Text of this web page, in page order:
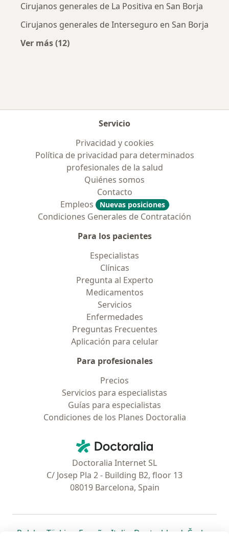
Cirujanos generales de La Positiva en San Borja
Cirujanos generales de Interseguro en San Borja
Ver más (12)
Servicio
Privacidad y cookies
Política de privacidad para determinados
profesionales de la salud
Quiénes somos
Contacto
Empleos
Nuevas posiciones
Condiciones Generales de Contratación
Para los pacientes
Especialistas
Clínicas
Pregunta al Experto
Medicamentos
Servicios
Enfermedades
Preguntas Frecuentes
Aplicación para celular
Para profesionales
Precios
Servicios para especialistas
Guías para especialistas
Condiciones de los Planes Doctoralia
Doctoralia - Página de inicio
Doctoralia Internet SL
C/ Josep Pla 2 - Building B2, floor 13
08019 Barcelona, Spain
Polska se abre en una nueva pestaña
Türkiye se abre en una nueva pestaña
España se abre en una nueva pestaña
Italia se abre en una nueva
Deutschlandse abre en
Česko